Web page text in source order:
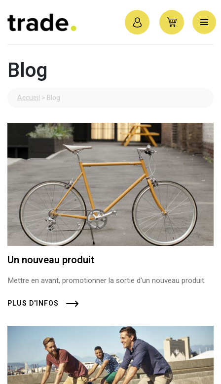
Blog
Accueil > Blog
Un nouveau produit
Mettre en avant, promotionner la sortie d'un nouveau produit.
PLUS D'INFOS